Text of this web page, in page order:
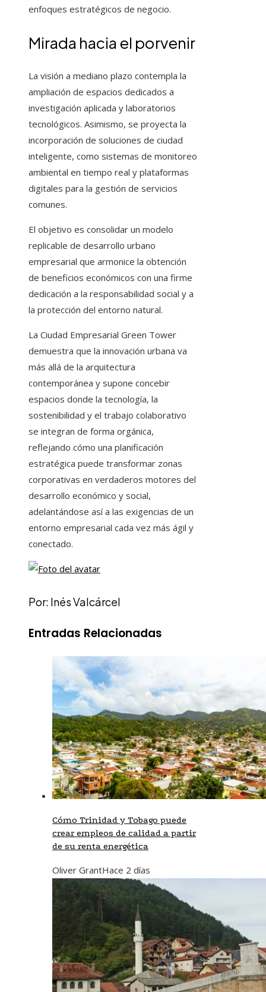
enfoques estratégicos de negocio.
Mirada hacia el porvenir
La visión a mediano plazo contempla la
ampliación de espacios dedicados a
investigación aplicada y laboratorios
tecnológicos. Asimismo, se proyecta la
incorporación de soluciones de ciudad
inteligente, como sistemas de monitoreo
ambiental en tiempo real y plataformas
digitales para la gestión de servicios
comunes.
El objetivo es consolidar un modelo
replicable de desarrollo urbano
empresarial que armonice la obtención
de beneficios económicos con una firme
dedicación a la responsabilidad social y a
la protección del entorno natural.
La Ciudad Empresarial Green Tower
demuestra que la innovación urbana va
más allá de la arquitectura
contemporánea y supone concebir
espacios donde la tecnología, la
sostenibilidad y el trabajo colaborativo
se integran de forma orgánica,
reflejando cómo una planificación
estratégica puede transformar zonas
corporativas en verdaderos motores del
desarrollo económico y social,
adelantándose así a las exigencias de un
entorno empresarial cada vez más ágil y
conectado.
Por: Inés Valcárcel
Entradas Relacionadas
Cómo Trinidad y Tobago puede
crear empleos de calidad a partir
de su renta energética
Oliver GrantHace 2 días